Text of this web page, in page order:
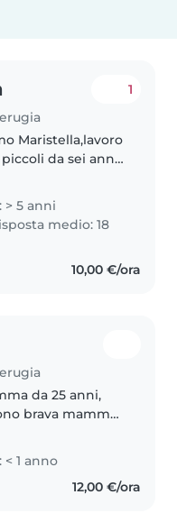
1
Maristella,lavoro
da sei anni
la piccola di 4
mi
della piccola..
> 5 anni
medio: 18
10,00 €/ora
da 25 anni,
brava mamma
< 1 anno
12,00 €/ora